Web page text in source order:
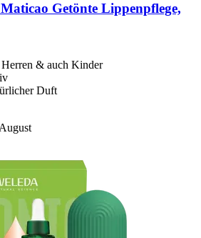
Maticao Getönte Lippenpflege,
& auch Kinder
Duft